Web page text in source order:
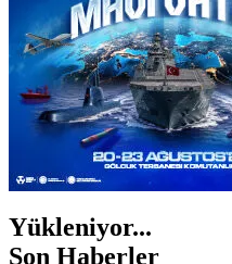
Yükleniyor...
Son Haberler